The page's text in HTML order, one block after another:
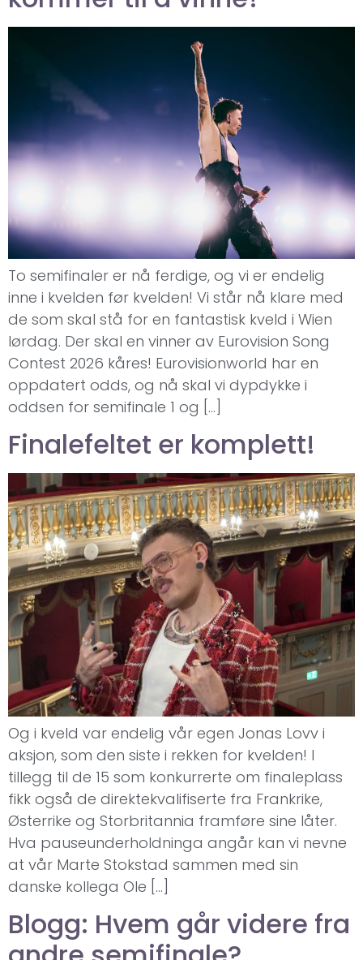
To semifinaler er nå ferdige, og vi er endelig
inne i kvelden før kvelden! Vi står nå klare med
de som skal stå for en fantastisk kveld i Wien
lørdag. Der skal en vinner av Eurovision Song
Contest 2026 kåres! Eurovisionworld har en
oppdatert odds, og nå skal vi dypdykke i
oddsen for semifinale 1 og […]
Finalefeltet er komplett!
Og i kveld var endelig vår egen Jonas Lovv i
aksjon, som den siste i rekken for kvelden! I
tillegg til de 15 som konkurrerte om finaleplass
fikk også de direktekvalifiserte fra Frankrike,
Østerrike og Storbritannia framføre sine låter.
Hva pauseunderholdninga angår kan vi nevne
at vår Marte Stokstad sammen med sin
danske kollega Ole […]
Blogg: Hvem går videre fra